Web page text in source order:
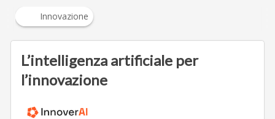
Innovazione
L’intelligenza artificiale per
l’innovazione